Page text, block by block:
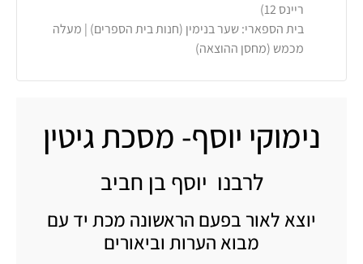
ריינס 12)
בית הספארי: שער בנימין (חנות בית הספרים) | מעלה
מכמש (מחסן ההוצאה)
נימוקי יוסף- מסכת גיטין
לרבנו יוסף בן חביב
יוצא לאור בפעם הראשונה מכת יד עם
מבוא הערות וביאורים